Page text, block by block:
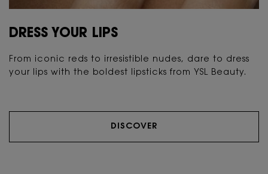
DRESS YOUR LIPS
From iconic reds to irresistible nudes, dare to dress
your lips with the boldest lipsticks from YSL Beauty.
DISCOVER